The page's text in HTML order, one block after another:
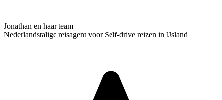
Jonathan en haar team
Nederlandstalige reisagent voor Self-drive reizen in IJsland